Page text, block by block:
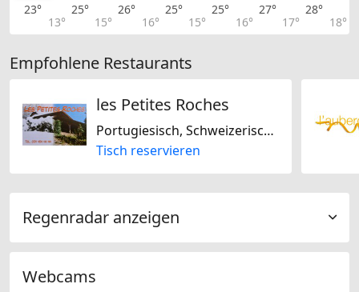
23°
13°
25°
15°
26°
16°
25°
15°
25°
16°
27°
17°
28°
18°
Empfohlene Restaurants
les Petites Roches
Portugiesisch, Schweizerisch, Regional
Tisch reservieren
Regenradar anzeigen
Webcams